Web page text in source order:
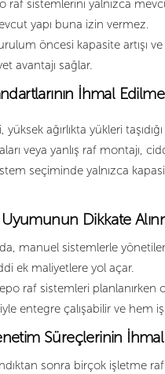
raf sistemlerini yalnızca
yapı buna izin vermez.
öncesi kapasite artışı
avantajı sağlar.
İhmal
ağırlıkta yükleri
veya yanlış raf montajı,
seçiminde yalnızca
Dikkate
manuel sistemlerle
ek maliyetlere yol açar.
raf sistemleri
entegre çalışabilir ve hem
Süreçlerinin
sonra birçok işletme